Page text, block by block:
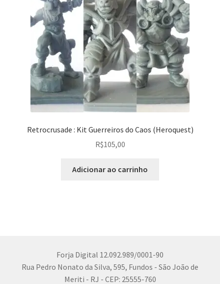
Retrocrusade : Kit Guerreiros do Caos (Heroquest)
R$105,00
Adicionar ao carrinho
Forja Digital 12.092.989/0001-90
Rua Pedro Nonato da Silva, 595, Fundos - São João de
Meriti - RJ - CEP: 25555-760